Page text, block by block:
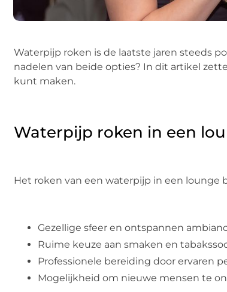
Waterpijp roken is de laatste jaren steeds
nadelen van beide opties? In dit artikel
kunt maken.
Waterpijp roken in een
Het roken van een waterpijp in een lounge
Gezellige sfeer en ontspannen
Ruime keuze aan smaken en
Professionele bereiding door ervaren
Mogelijkheid om nieuwe mensen te